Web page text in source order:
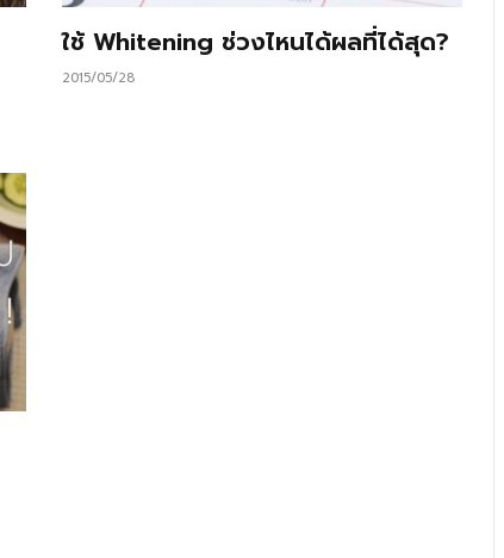
ใช้ Whitening ช่วงไหนได้ผลที่ได้สุด?
2015/05/28